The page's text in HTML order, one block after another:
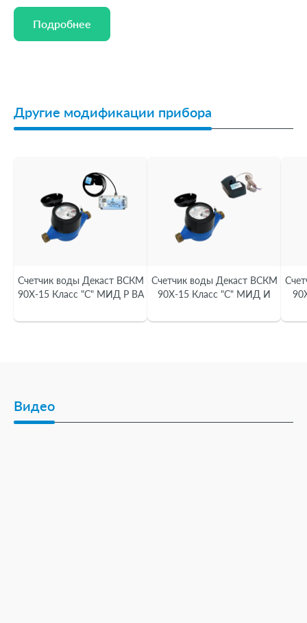
Подробнее
Другие модификации прибора
Счетчик воды Декаст ВСКМ
90Х-15 Класс "С" МИД Р ВА
Счетчик воды Декаст ВСКМ
90Х-15 Класс "С" МИД И
Видео